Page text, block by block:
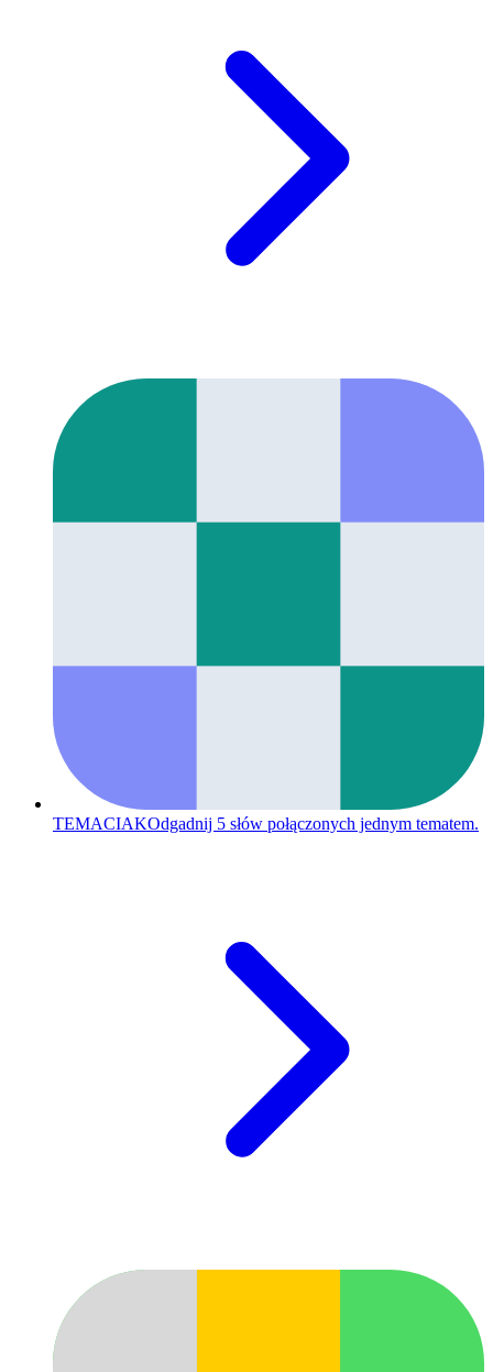
TEMACIAKOdgadnij 5 słów połączonych jednym tematem.